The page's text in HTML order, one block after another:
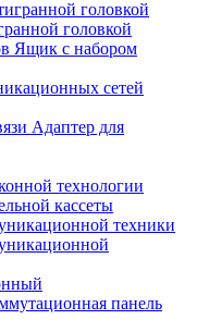
головкой
Ящик с набором
сетей
Адаптер для
технологии
кассеты
техники
панель